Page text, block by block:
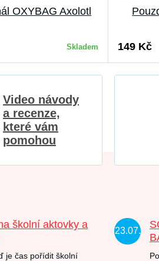
OXYBAG Axolotl
Skladem 149 Kč
Video návody
a recenze,
které vám
pomohou
školní aktovky a
je čas pořídit školní
23.07.